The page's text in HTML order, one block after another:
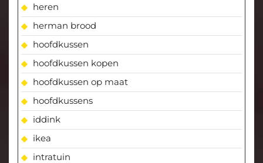
heren
herman brood
hoofdkussen
hoofdkussen kopen
hoofdkussen op maat
hoofdkussens
iddink
ikea
intratuin